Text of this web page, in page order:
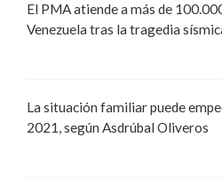
El PMA atiende a más de
Venezuela tras la tragedia
La situación familiar puede
2021, según Asdrúbal Oliveros